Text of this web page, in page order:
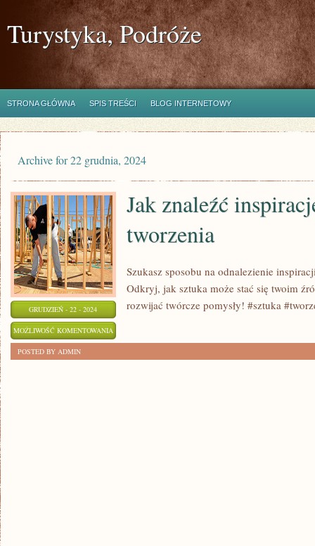
Turystyka, Podróże
STRONA GŁÓWNA SPIS TREŚCI BLOG INTERNETOWY
Archive for 22 grudnia, 2024
GRUDZIEŃ - 22 - 2024
MOŻLIWOŚĆ KOMENTOWANIA
ZOSTAŁA WYŁĄCZONA
Jak znaleźć
tworzenia
Szukasz sposobu na odnalezienie
Odkryj, jak sztuka może stać się twoim
rozwijać twórcze pomysły! #sztuka
POSTED BY ADMIN